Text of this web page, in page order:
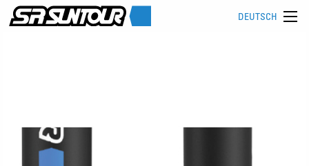
DEUTSCH